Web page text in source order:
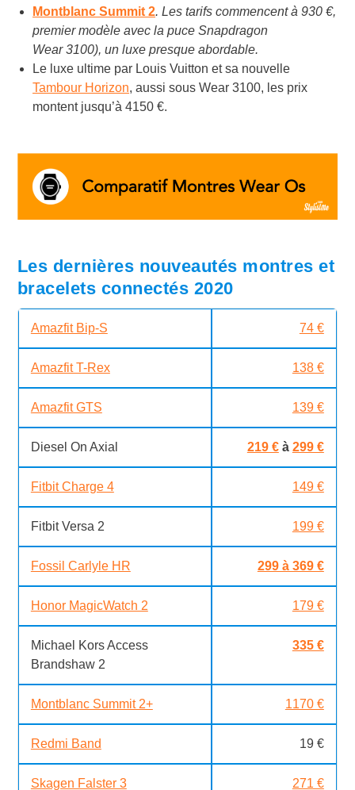
Montblanc Summit 2. Les tarifs commencent à 930 €,
premier modèle avec la puce Snapdragon
Wear 3100), un luxe presque abordable.
Le luxe ultime par Louis Vuitton et sa nouvelle
Tambour Horizon, aussi sous Wear 3100, les prix
montent jusqu’à 4150 €.
Les dernières nouveautés montres et
bracelets connectés 2020
Amazfit Bip-S 74 €
Amazfit T-Rex 138 €
Amazfit GTS 139 €
Diesel On Axial 219 €à 299 €
Fitbit Charge 4 149 €
Fitbit Versa 2 199 €
Fossil Carlyle HR 299 à 369 €
Honor MagicWatch 2 179 €
Michael Kors Access
Brandshaw 2
335 €
Montblanc Summit 2+ 1170 €
Redmi Band 19 €
Skagen Falster 3 271 €